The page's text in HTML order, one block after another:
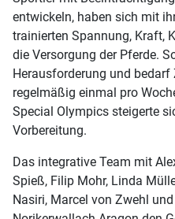
entwickeln, haben sich mit
trainierten Spannung, Kraft,
die Versorgung der Pferde.
Herausforderung und
regelmäßig einmal pro
Special Olympics steigerte
Vorbereitung.
Das integrative Team mit
Spieß, Filip Mohr, Linda
Nasiri, Marcel von Zwehl